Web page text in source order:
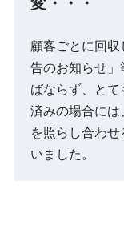
顧客ごとに回
告のお知らせ
ばならず、と
済みの場合に
を照らし合わ
いました。